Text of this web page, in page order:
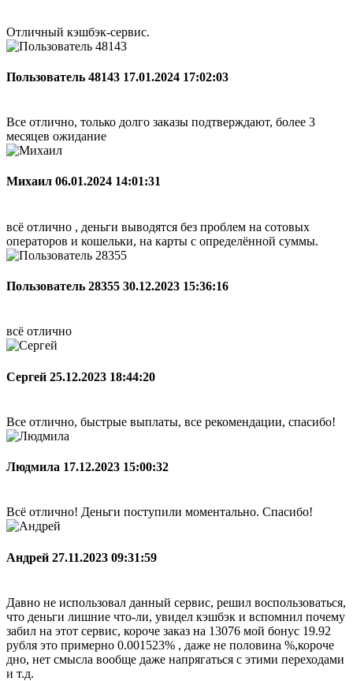
Отличный кэшбэк-сервис.
Пользователь 48143 17.01.2024 17:02:03
Все отлично, только долго заказы подтверждают, более 3
месяцев ожидание
Михаил 06.01.2024 14:01:31
всё отлично , деньги выводятся без проблем на сотовых
операторов и кошельки, на карты с определённой суммы.
Пользователь 28355 30.12.2023 15:36:16
всё отлично
Сергей 25.12.2023 18:44:20
Все отлично, быстрые выплаты, все рекомендации, спасибо!
Людмила 17.12.2023 15:00:32
Всё отлично! Деньги поступили моментально. Спасибо!
Андрей 27.11.2023 09:31:59
Давно не использовал данный сервис, решил воспользоваться,
что деньги лишние что-ли, увидел кэшбэк и вспомнил почему
забил на этот сервис, короче заказ на 13076 мой бонус 19.92
рубля это примерно 0.001523% , даже не половина %,короче
дно, нет смысла вообще даже напрягаться с этими переходами
и т.д.